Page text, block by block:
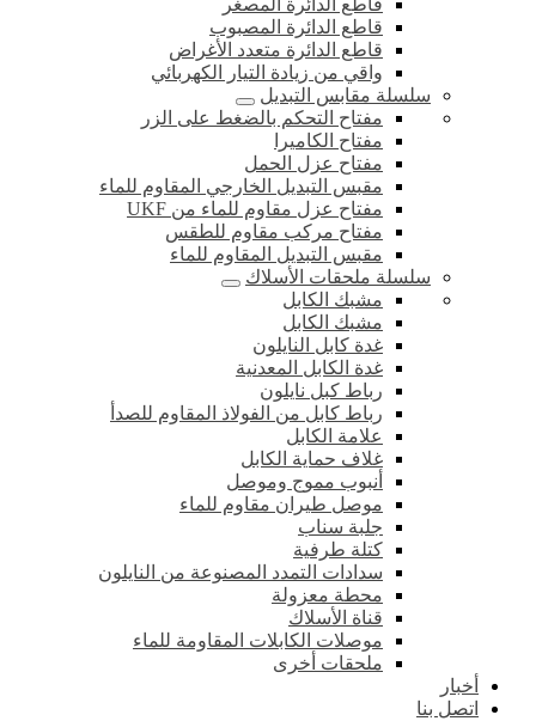
قاطع الدائرة المصغر
قاطع الدائرة المصبوب
قاطع الدائرة متعدد الأغراض
واقي من زيادة التيار الكهربائي
سلسلة مقابس التبديل
مفتاح التحكم بالضغط على الزر
مفتاح الكاميرا
مفتاح عزل الحمل
مقبس التبديل الخارجي المقاوم للماء
مفتاح عزل مقاوم للماء من UKF
مفتاح مركب مقاوم للطقس
مقبس التبديل المقاوم للماء
سلسلة ملحقات الأسلاك
مشبك الكابل
مشبك الكابل
غدة كابل النايلون
غدة الكابل المعدنية
رباط كبل نايلون
رباط كابل من الفولاذ المقاوم للصدأ
علامة الكابل
غلاف حماية الكابل
أنبوب مموج وموصل
موصل طيران مقاوم للماء
جلبة سناب
كتلة طرفية
سدادات التمدد المصنوعة من النايلون
محطة معزولة
قناة الأسلاك
موصلات الكابلات المقاومة للماء
ملحقات أخرى
أخبار
اتصل بنا